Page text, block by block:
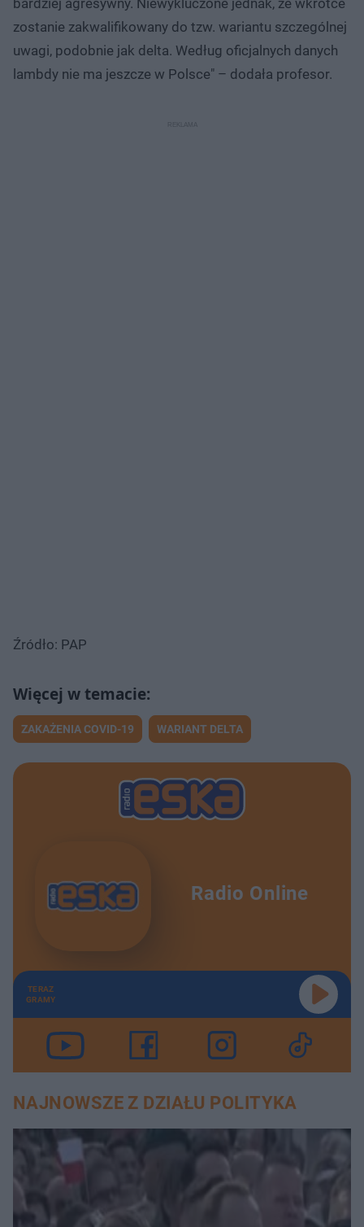
bardziej agresywny. Niewykluczone jednak, że wkrótce
zostanie zakwalifikowany do tzw. wariantu szczególnej
uwagi, podobnie jak delta. Według oficjalnych danych
lambdy nie ma jeszcze w Polsce" – dodała profesor.
Źródło: PAP
ZAKAŻENIA COVID-19 WARIANT DELTA
Radio Online
TERAZ
GRAMY
NAJNOWSZE Z DZIAŁU POLITYKA